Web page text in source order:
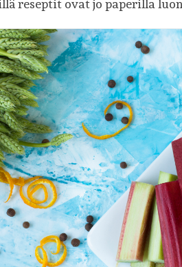
reseptit ovat jo paperilla